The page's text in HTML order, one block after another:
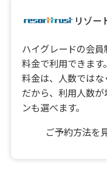
リゾー
ハイグレードの会
料金で利用できます。
料金は、人数ではな
だから、利用人数
ンも選べます。
ご予約方法を